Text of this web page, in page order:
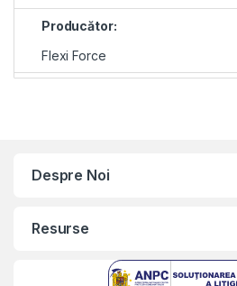
Producător:
Flexi Force
Despre Noi
Resurse